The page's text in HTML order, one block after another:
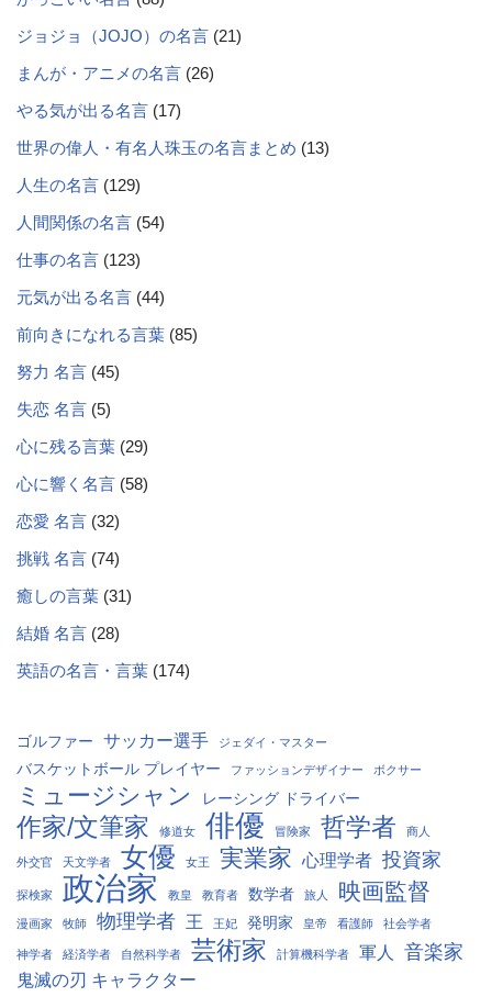
ジョジョ（JOJO）の名言 (21)
まんが・アニメの名言 (26)
やる気が出る名言 (17)
世界の偉人・有名人珠玉の名言まとめ (13)
人生の名言 (129)
人間関係の名言 (54)
仕事の名言 (123)
元気が出る名言 (44)
前向きになれる言葉 (85)
努力 名言 (45)
失恋 名言 (5)
心に残る言葉 (29)
心に響く名言 (58)
恋愛 名言 (32)
挑戦 名言 (74)
癒しの言葉 (31)
結婚 名言 (28)
英語の名言・言葉 (174)
ゴルファー サッカー選手 ジェダイ・マスター
バスケットボール プレイヤー ファッションデザイナー ボクサー
ミュージシャン レーシング ドライバー
作家/文筆家 修道女 俳優 冒険家 哲学者 商人
外交官 天文学者 女優 女王 実業家 心理学者 投資家
探検家 政治家 教皇 教育者 数学者 旅人 映画監督
漫画家 牧師 物理学者 王 王妃 発明家 皇帝 看護師 社会学者
神学者 経済学者 自然科学者 芸術家 計算機科学者 軍人 音楽家
鬼滅の刃 キャラクター